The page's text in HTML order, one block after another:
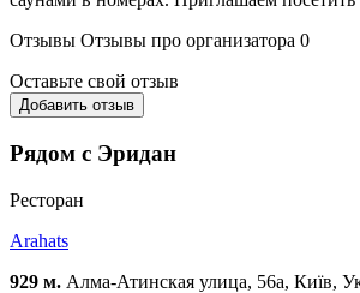
Отзывы Отзывы про организатора 0
Оставьте свой отзыв
Добавить отзыв
Рядом с Эридан
Ресторан
Arahats
929 м. Алма-Атинская улица, 56а, Київ,